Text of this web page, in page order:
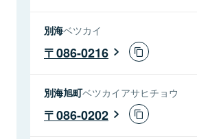
別海ベツカイ
086-0216
別海旭町ベツカイアサヒチョウ
086-0202